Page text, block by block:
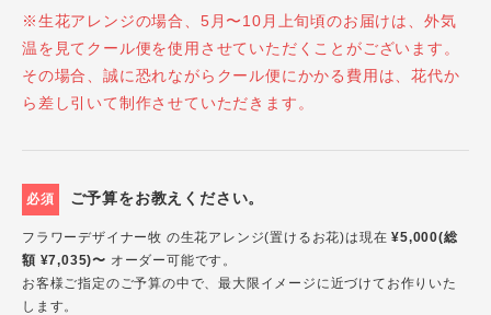
※生花アレンジの場合、5月〜10月上旬頃のお届けは、外気
温を見てクール便を使用させていただくことがございます。
その場合、誠に恐れながらクール便にかかる費用は、花代か
ら差し引いて制作させていただきます。
必須 ご予算をお教えください。
フラワーデザイナー牧 の生花アレンジ(置けるお花)は現在¥5,000(総
額 ¥7,035)〜 オーダー可能です。
お客様ご指定のご予算の中で、最大限イメージに近づけてお作りいた
します。